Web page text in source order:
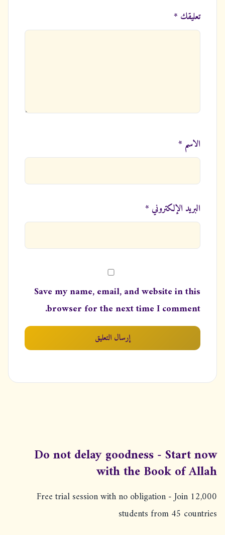
تعليقك *
الاسم *
البريد الإلكتروني *
Save my name, email, and website in this
browser for the next time I comment.
Do not delay goodness - Start now
with the Book of Allah
Free trial session with no obligation - Join 12,000
students from 45 countries